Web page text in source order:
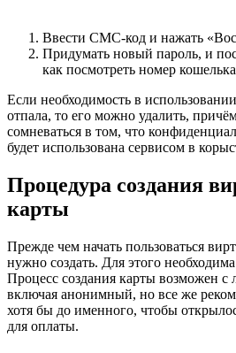
Ввести СМС-код и нажать
Придумать новый пароль, и
как посмотреть номер
Если необходимость в
отпала, то его можно удалить,
сомневаться в том, что
будет использована сервисом в
Процедура создания
карты
Прежде чем начать пользоваться
нужно создать. Для этого
Процесс создания карты возможен с
включая анонимный, но все же
хотя бы до именного, чтобы
для оплаты.